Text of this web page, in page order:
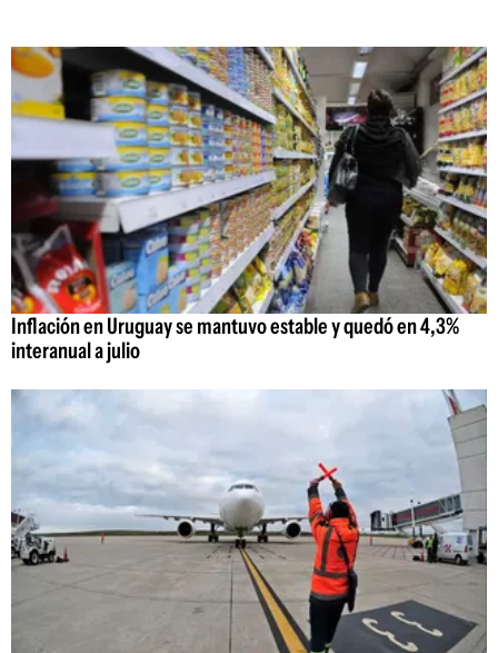
Inflación en Uruguay se mantuvo estable y quedó en 4,3%
interanual a julio